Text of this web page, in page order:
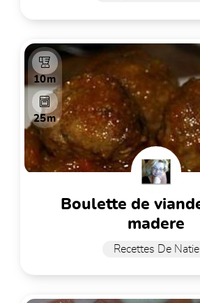
10m
25m
boulette de viande sauce
madere
Recettes De Natie